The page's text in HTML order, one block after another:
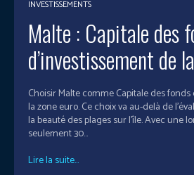
INVESTISSEMENTS
Malte : Capitale des
d’investissement de
Choisir Malte comme Capitale des
la zone euro. Ce choix va au-delà de
la beauté des plages sur l’île. Avec une
seulement 30...
Lire la suite...